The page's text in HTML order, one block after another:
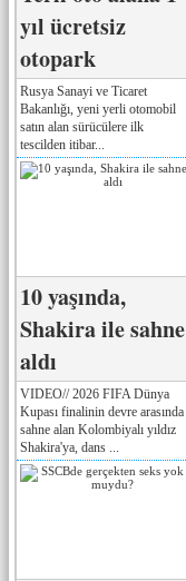
yıl ücretsiz
otopark
Rusya Sanayi ve Ticaret
Bakanlığı, yeni yerli otomobil
satın alan sürücülere ilk
tescilden itibar...
10 yaşında,
Shakira ile sahne
aldı
VIDEO// 2026 FIFA Dünya
Kupası finalinin devre arasında
sahne alan Kolombiyalı yıldız
Shakira'ya, dans ...